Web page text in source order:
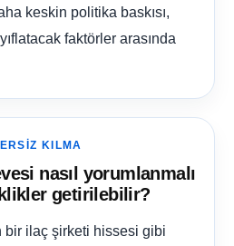
keskin politika baskısı,
faktörler arasında
KILMA
nasıl yorumlanmalı
getirilebilir?
bir ilaç şirketi hissesi gibi